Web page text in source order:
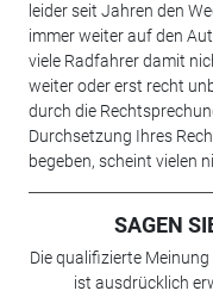
leider seit Jahren den
immer weiter auf den
viele Radfahrer damit
weiter oder erst recht
durch die
Durchsetzung Ihres
begeben, scheint vielen
SAGEN
Die qualifizierte
ist ausdrücklich